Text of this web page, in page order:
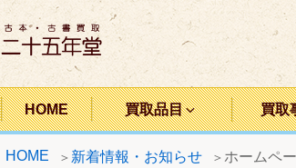
二十五年堂
HOME 買取品目 買取
HOME 新着情報・お知らせ ホームペ